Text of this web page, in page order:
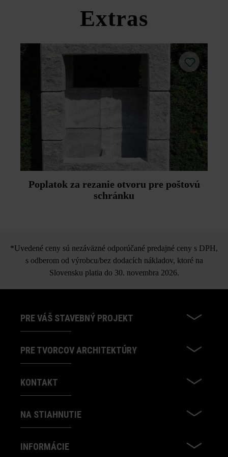
Extras
Poplatok za rezanie otvoru pre poštovú
schránku
*Uvedené ceny sú nezáväzné odporúčané predajné ceny s DPH,
s odberom od výrobcu/bez dodacích nákladov, ktoré na
Slovensku platia do 30. novembra 2026.
PRE VÁŠ STAVEBNÝ PROJEKT
PRE TVORCOV ARCHITEKTÚRY
KONTAKT
NA STIAHNUTIE
INFORMÁCIE